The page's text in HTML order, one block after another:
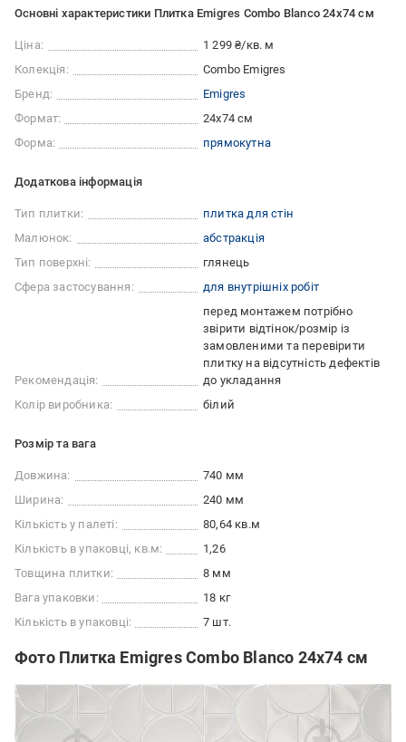
Основні характеристики Плитка Emigres Combo Blanco 24x74 см
Ціна:
1 299 ₴/кв. м
Колекція:
Combo Emigres
Бренд:
Emigres
Формат:
24x74 см
Форма:
прямокутна
Додаткова інформація
Тип плитки:
плитка для стін
Малюнок:
абстракція
Тип поверхні:
глянець
Сфера застосування:
для внутрішніх робіт
Рекомендація:
перед монтажем потрібно
звірити відтінок/розмір із
замовленими та перевірити
плитку на відсутність дефектів
до укладання
Колір виробника:
білий
Розмір та вага
Довжина:
740 мм
Ширина:
240 мм
Кількість у палеті:
80,64 кв.м
Кількість в упаковці, кв.м:
1,26
Товщина плитки:
8 мм
Вага упаковки:
18 кг
Кількість в упаковці:
7 шт.
Фото Плитка Emigres Combo Blanco 24x74 см